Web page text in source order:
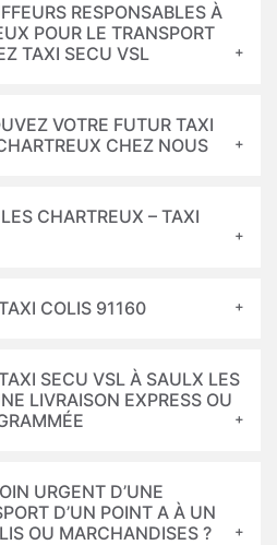
RESPONSABLES À
POUR LE TRANSPORT
TAXI SECU VSL
VOTRE FUTUR TAXI
CHEZ NOUS
CHARTREUX – TAXI
COLIS 91160
SECU VSL À SAULX LES
LIVRAISON EXPRESS OU
URGENT D’UNE
D’UN POINT A À UN
OU MARCHANDISES ?